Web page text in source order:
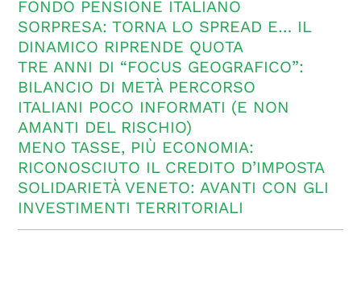
FONDO PENSIONE ITALIANO
SORPRESA: TORNA LO SPREAD E… IL
DINAMICO RIPRENDE QUOTA
TRE ANNI DI “FOCUS GEOGRAFICO”:
BILANCIO DI METÀ PERCORSO
ITALIANI POCO INFORMATI (E NON
AMANTI DEL RISCHIO)
MENO TASSE, PIÙ ECONOMIA:
RICONOSCIUTO IL CREDITO D’IMPOSTA
SOLIDARIETÀ VENETO: AVANTI CON GLI
INVESTIMENTI TERRITORIALI